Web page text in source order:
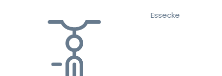
Essecke